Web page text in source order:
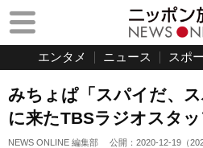
エンタメ ニュース スポ
みちょぱ「スパイだ、
に来たTBSラジオスタ
NEWS ONLINE 編集部 公開： 2020-12-19 （